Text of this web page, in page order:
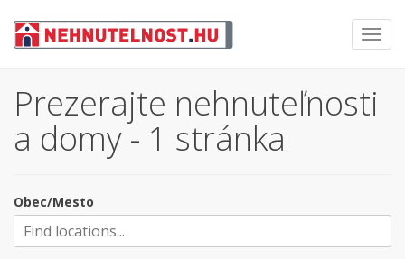
Prezerajte nehnuteľnosti
a domy - 1 stránka
Obec/Mesto